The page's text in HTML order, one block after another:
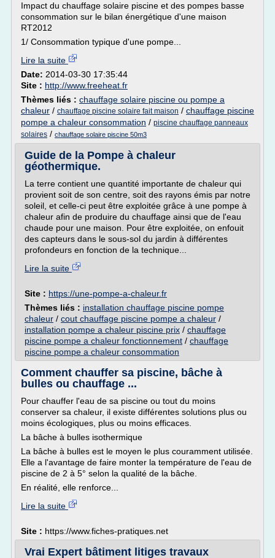
Impact du chauffage solaire piscine et des pompes basse
consommation sur le bilan énergétique d'une maison
RT2012
1/ Consommation typique d'une pompe...
Lire la suite
Date: 2014-03-30 17:35:44
Site : http://www.freeheat.fr
Thèmes liés : chauffage solaire piscine ou pompe a
chaleur / chauffage piscine solaire fait maison / chauffage piscine
pompe a chaleur consommation / piscine chauffage panneaux
solaires / chauffage solaire piscine 50m3
Guide de la Pompe à chaleur
géothermique.
La terre contient une quantité importante de chaleur qui
provient soit de son centre, soit des rayons émis par notre
soleil, et celle-ci peut être exploitée grâce à une pompe à
chaleur afin de produire du chauffage ainsi que de l'eau
chaude pour une maison. Pour être exploitée, on enfouit
des capteurs dans le sous-sol du jardin à différentes
profondeurs en fonction de la technique...
Lire la suite
Site : https://une-pompe-a-chaleur.fr
Thèmes liés : installation chauffage piscine pompe
chaleur / cout chauffage piscine pompe a chaleur /
installation pompe a chaleur piscine prix / chauffage
piscine pompe a chaleur fonctionnement / chauffage
piscine pompe a chaleur consommation
Comment chauffer sa piscine, bâche à
bulles ou chauffage ...
Pour chauffer l'eau de sa piscine ou tout du moins
conserver sa chaleur, il existe différentes solutions plus ou
moins écologiques, plus ou moins efficaces.
La bâche à bulles isothermique
La bâche à bulles est le moyen le plus couramment utilisée.
Elle a l'avantage de faire monter la température de l'eau de
piscine de 2 à 5° selon la qualité de la bâche.
En réalité, elle renforce...
Lire la suite
Site : https://www.fiches-pratiques.net
Vrai Expert bâtiment litiges travaux